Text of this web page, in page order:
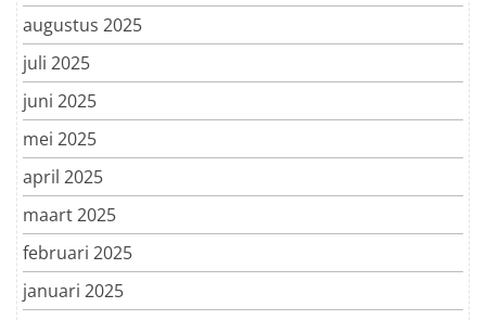
augustus 2025
juli 2025
juni 2025
mei 2025
april 2025
maart 2025
februari 2025
januari 2025